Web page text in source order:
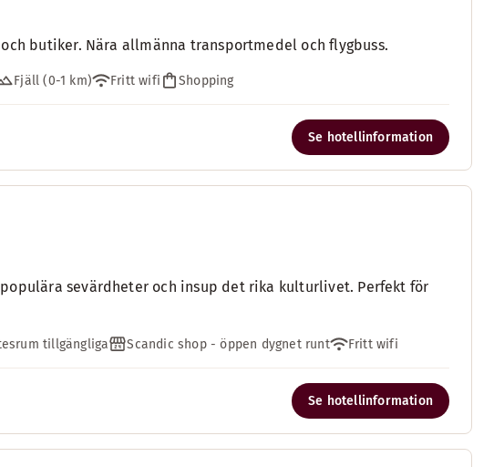
butiker. Nära allmänna transportmedel och flygbuss.
Fjäll (0-1 km) Fritt wifi Shopping
Se hotellinformation
sevärdheter och insup det rika kulturlivet. Perfekt för
tillgängliga Scandic shop - öppen dygnet runt Fritt wifi
Se hotellinformation